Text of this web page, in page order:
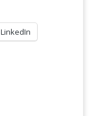
LinkedIn